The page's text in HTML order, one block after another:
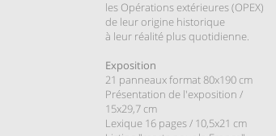
les Opérations extérieures (OPEX)
de leur origine historique
à leur réalité plus quotidienne.
Exposition
21 panneauxformat 80x190 cm
Présentation de l'exposition /
15x29,7 cm
Lexique 16 pages / 10,5x21 cm